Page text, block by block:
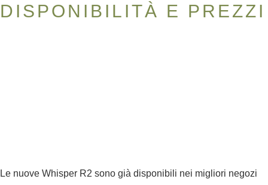
DISPONIBILITÀ E PREZZI
Le nuove Whisper R2 sono già disponibili nei migliori negozi